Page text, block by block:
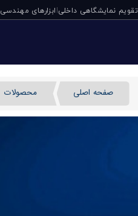
تقویم نمایشگاهی داخلی|ابزارهای مهندسی
صفحه اصلی محصولات